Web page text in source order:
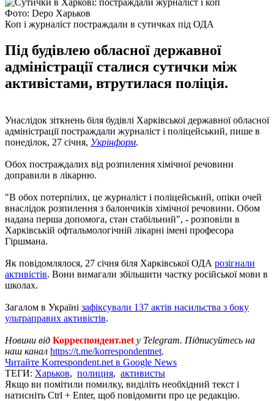
Фото: Depo Харьков
Коп і журналіст постраждали в сутичках під ОДА
Під будівлею обласної державної
адміністрації сталися сутички між
активістами, втрутилася поліція.
Унаслідок зіткнень біля будівлі Харківської державної обласної
адміністрації постраждали журналіст і поліцейський, пише в
понеділок, 27 січня, Укрінформ.
Обох постраждалих від розпилення хімічної речовини
доправили в лікарню.
"В обох потерпілих, це журналіст і поліцейський, опіки очей
внаслідок розпилення з балончиків хімічної речовини. Обом
надана перша допомога, стан стабільний", - розповіли в
Харківській офтальмологічній лікарні імені професора
Гіршмана.
Як повідомлялося, 27 січня біля Харківської ОДА розігнали
активістів. Вони вимагали збільшити частку російської мови в
школах.
Загалом в Україні зафіксували 137 актів насильства з боку
ультраправих активістів.
Новини від Корреспондент.net у Telegram. Підписуйтесь на
наш канал https://t.me/korrespondentnet.
Читайте Korrespondent.net в Google News
ТЕГИ: Харьков, полиция, активисты
Якщо ви помітили помилку, виділіть необхідний текст і
натисніть Ctrl + Enter, щоб повідомити про це редакцію.